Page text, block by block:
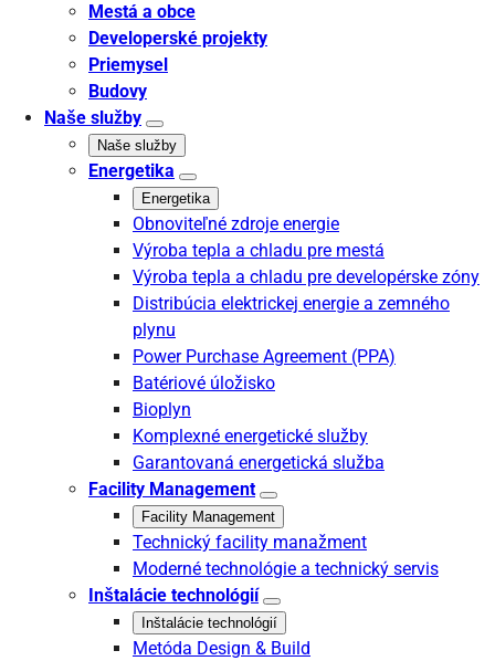
Mestá a obce
Developerské projekty
Priemysel
Budovy
Naše služby
Naše služby
Energetika
Energetika
Obnoviteľné zdroje energie
Výroba tepla a chladu pre mestá
Výroba tepla a chladu pre developérske zóny
Distribúcia elektrickej energie a zemného
plynu
Power Purchase Agreement (PPA)
Batériové úložisko
Bioplyn
Komplexné energetické služby
Garantovaná energetická služba
Facility Management
Facility Management
Technický facility manažment
Moderné technológie a technický servis
Inštalácie technológií
Inštalácie technológií
Metóda Design & Build